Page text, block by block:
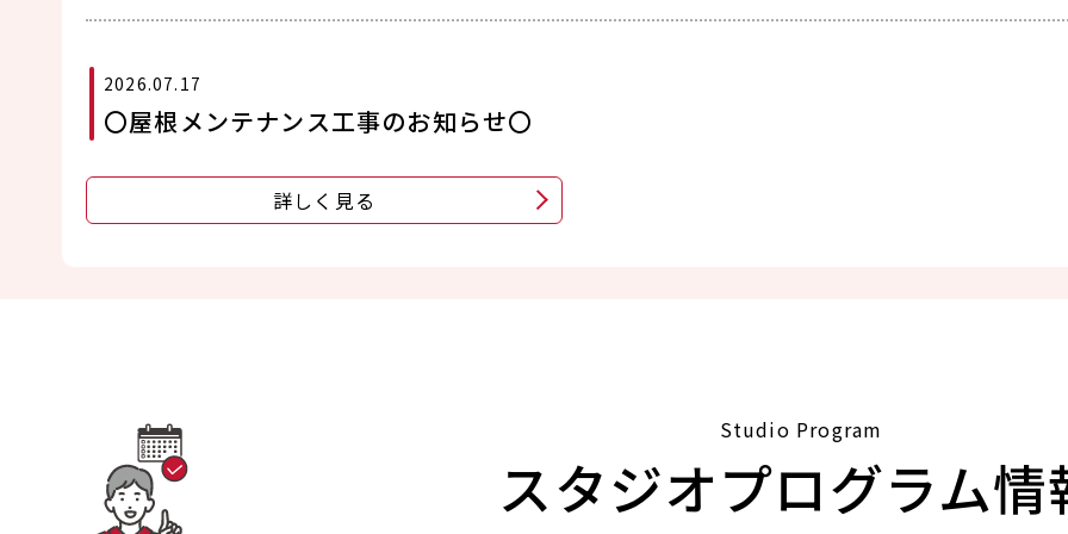
2026.07.17
〇屋根メンテナンス工事のお知らせ〇
詳しく見る
Studio Program
スタジオプログラム情